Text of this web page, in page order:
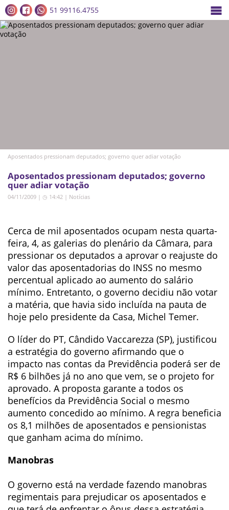
51 99116.4755
Aposentados pressionam deputados; governo quer adiar votação
Aposentados pressionam deputados; governo
quer adiar votação
04/11/2009 | ◷ 14:42 | Notícias
Cerca de mil aposentados ocupam nesta quarta-
feira, 4, as galerias do plenário da Câmara, para
pressionar os deputados a aprovar o reajuste do
valor das aposentadorias do INSS no mesmo
percentual aplicado ao aumento do salário
mínimo. Entretanto, o governo decidiu não votar
a matéria, que havia sido incluída na pauta de
hoje pelo presidente da Casa, Michel Temer.
O líder do PT, Cândido Vaccarezza (SP), justificou
a estratégia do governo afirmando que o
impacto nas contas da Previdência poderá ser de
R$ 6 bilhões já no ano que vem, se o projeto for
aprovado. A proposta garante a todos os
benefícios da Previdência Social o mesmo
aumento concedido ao mínimo. A regra beneficia
os 8,1 milhões de aposentados e pensionistas
que ganham acima do mínimo.
Manobras
O governo está na verdade fazendo manobras
regimentais para prejudicar os aposentados e